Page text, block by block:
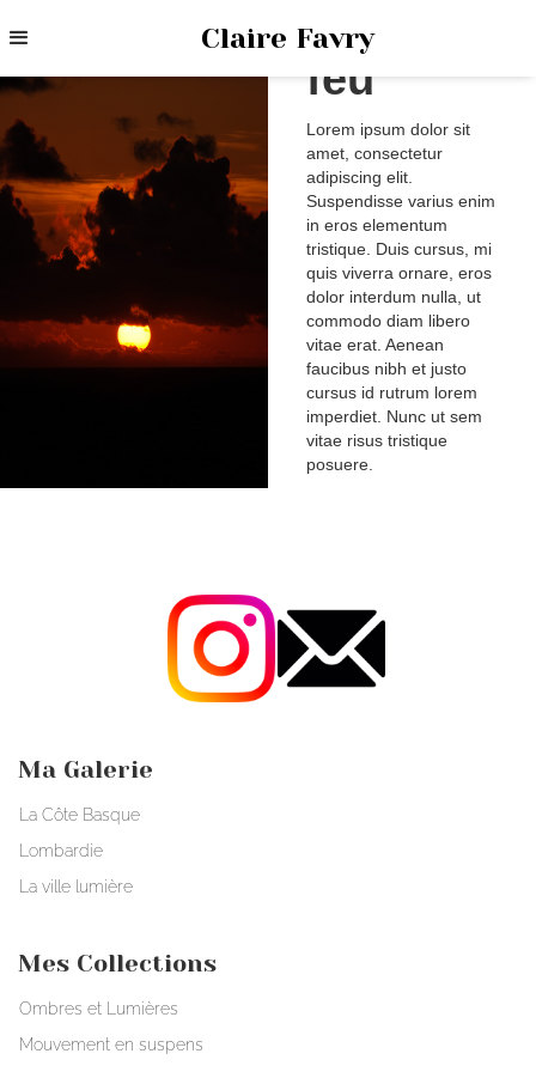
Claire FavryTerre de
feu
Lorem ipsum dolor sit
amet, consectetur
adipiscing elit.
Suspendisse varius enim
in eros elementum
tristique. Duis cursus, mi
quis viverra ornare, eros
dolor interdum nulla, ut
commodo diam libero
vitae erat. Aenean
faucibus nibh et justo
cursus id rutrum lorem
imperdiet. Nunc ut sem
vitae risus tristique
posuere.
Ma Galerie
La Côte Basque
Lombardie
La ville lumière
Mes Collections
Ombres et Lumières
Mouvement en suspens